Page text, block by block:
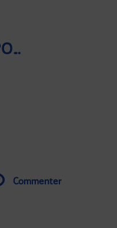
POINT DE MILIEU D'ANNÉE : COMMENT SE PORTE LE MARCHÉ DE L'IMMOBILIER ?
SUHAS
Commenter